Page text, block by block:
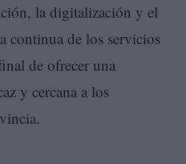
la digitalización y el
continua de los servicios
de ofrecer una
y cercana a los